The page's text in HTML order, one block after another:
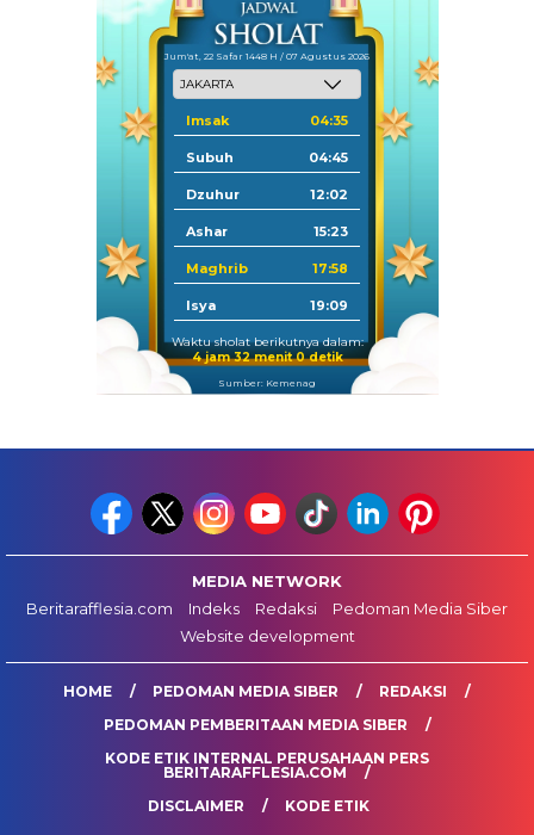
Jum'at, 22 Safar 1448 H / 07 Agustus 2026
Imsak 04:35
Subuh 04:45
Dzuhur 12:02
Ashar 15:23
Maghrib 17:58
Isya 19:09
Waktu sholat berikutnya dalam:
4 jam 31 menit 58 detik
Sumber: Kemenag
MEDIA NETWORK
Beritarafflesia.com
Indeks Redaksi
Pedoman Media Siber
Website development
HOME PEDOMAN MEDIA SIBER
REDAKSI
PEDOMAN PEMBERITAAN MEDIA SIBER
KODE ETIK INTERNAL PERUSAHAAN PERS
BERITARAFFLESIA.COM
DISCLAIMER
KODE ETIK